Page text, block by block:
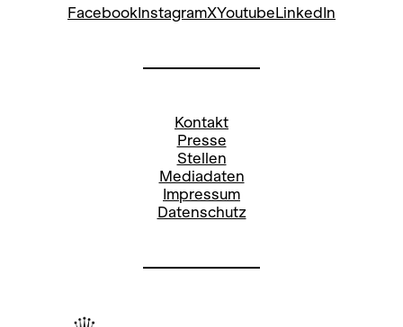
FacebookInstagramXYoutubeLinkedIn
Kontakt
Presse
Stellen
Mediadaten
Impressum
Datenschutz